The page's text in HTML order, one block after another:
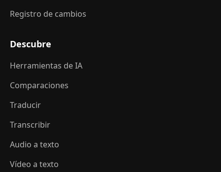
Registro de cambios
Descubre
Herramientas de IA
Comparaciones
Traducir
Transcribir
Audio a texto
Vídeo a texto